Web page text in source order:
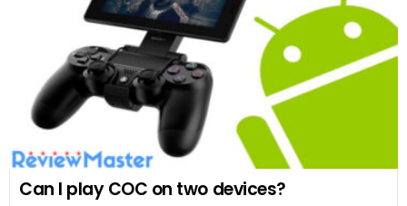
Can I play COC on two devices?